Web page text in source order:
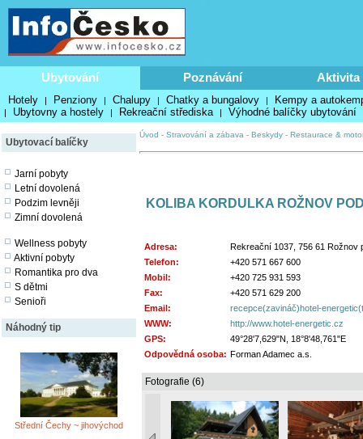
Ubytování Poznávání Aktivita
Hotely | Penziony | Chalupy | Chatky a bungalovy | Kempy a
| Ubytovny a hostely | Rekreační střediska | Výhodné balíčky ubytování
Ubytovací balíčky
Jarní pobyty
Letní dovolená
Podzim levněji
Zimní dovolená
Wellness pobyty
Aktivní pobyty
Romantika pro dva
S dětmi
Senioři
Náhodný tip
Střední Čechy ~ jihovýchod
Úvod - Stravování a zábava - Beskydy - Restaurace &
KOLIBA KORDULKA ROŽNOV
Adresa:
Rekreační 1037, 756 61 Rožnov
Telefon:
+420 571 667 600
Mobil:
+420 725 931 593
Fax:
+420 571 629 200
Email:
recepce(zavináč)hotel-
WWW:
http://www.hotel-energetic.cz
GPS:
49°28'7,629"N, 18°8'48,761"E
Odpovědná osoba: Forman Adamec a.s.
Fotografie (6)